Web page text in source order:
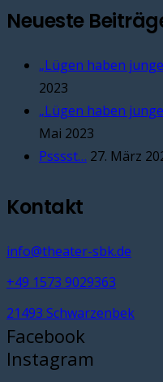
Neueste
„Lügen haben
2023
„Lügen haben
Mai 2023
Psssst… 27. März
Kontakt
info@theater-sbk.de
+49 1573 9029363
21493 Schwarzenbek
Facebook
Instagram